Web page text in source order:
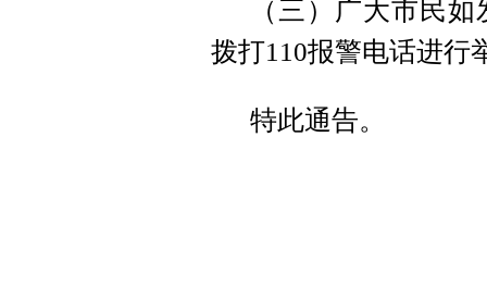
（三）广大市民
拨打110报警电话进行
特此通告。